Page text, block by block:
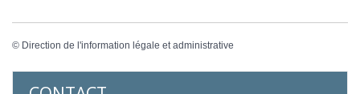
© Direction de l'information légale et administrative